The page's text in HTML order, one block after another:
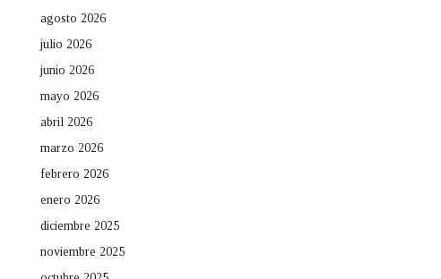
agosto 2026
julio 2026
junio 2026
mayo 2026
abril 2026
marzo 2026
febrero 2026
enero 2026
diciembre 2025
noviembre 2025